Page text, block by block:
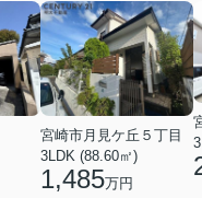
宮崎市月見ケ丘５丁目
3LDK (88.60㎡)
1,485万円